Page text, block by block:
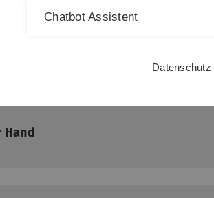
Hand
Chatbot Assistent
Datenschutz